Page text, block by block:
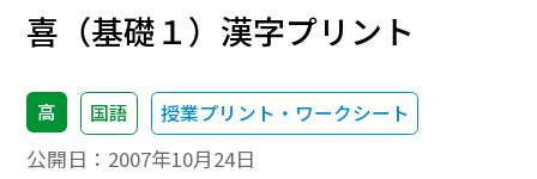
喜（基礎１）漢字プリント
高 国語 授業プリント・ワークシート
公開日： 2007年10月24日